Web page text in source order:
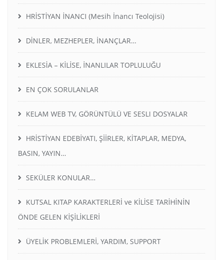
HRİSTİYAN İNANCI (Mesih İnancı Teolojisi)
DİNLER, MEZHEPLER, İNANÇLAR…
EKLESİA – KİLİSE, İNANLILAR TOPLULUĞU
EN ÇOK SORULANLAR
KELAM WEB TV, GÖRÜNTÜLÜ VE SESLI DOSYALAR
HRİSTİYAN EDEBİYATI, ŞİİRLER, KİTAPLAR, MEDYA,
BASIN, YAYIN…
SEKÜLER KONULAR…
KUTSAL KITAP KARAKTERLERİ ve KİLİSE TARİHİNİN
ÖNDE GELEN KİŞİLİKLERİ
ÜYELİK PROBLEMLERİ, YARDIM, SUPPORT